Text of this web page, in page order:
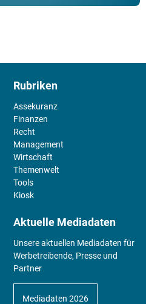
Rubriken
Assekuranz
Finanzen
Recht
Management
Wirtschaft
Themenwelt
Tools
Kiosk
Aktuelle Mediadaten
Unsere aktuellen Mediadaten für
Werbetreibende, Presse und
Partner
Mediadaten 2026